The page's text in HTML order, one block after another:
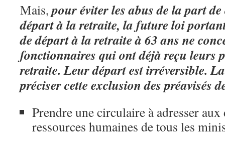
Mais,pour éviter les abus de la part
départ à la retraite, la future loi
de départ à la retraite à 63 ans ne
fonctionnaires qui ont déjà reçu leurs
retraite. Leur départ est irréversible.
préciser cette exclusion des préavisés
Prendre une circulaire à adresser
ressources humaines de tous les